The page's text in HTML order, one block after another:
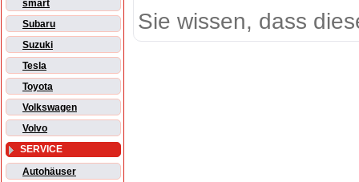
smart
Subaru
Suzuki
Tesla
Toyota
Volkswagen
Volvo
SERVICE
Autohäuser
Sie wissen, dass